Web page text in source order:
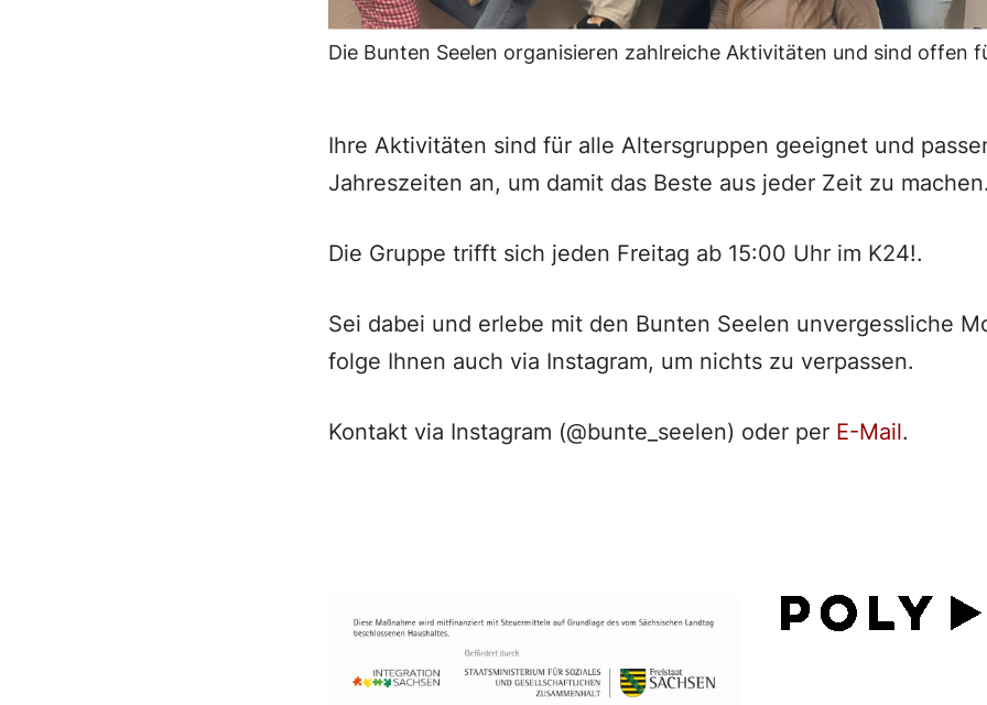
Die Bunten Seelen organisieren zahlreiche Aktivitäten und sind offen
Ihre Aktivitäten sind für alle Altersgruppen geeignet und
Jahreszeiten an, um damit das Beste aus jeder Zeit zu machen.
Die Gruppe trifft sich jeden Freitag ab 15:00 Uhr im K24!.
Sei dabei und erlebe mit den Bunten Seelen unvergessliche
folge Ihnen auch via Instagram, um nichts zu verpassen.
Kontakt via Instagram (@bunte_seelen) oder per E-Mail.